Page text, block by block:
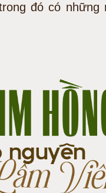
đó có những